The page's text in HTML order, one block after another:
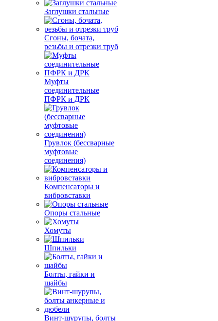
Заглушки стальные
Сгоны, бочата,
резьбы и отрезки труб
Муфты
соединительные
ПФРК и ДРК
Грувлок (бессварные
муфтовые
соединения)
Компенсаторы и
вибровставки
Опоры стальные
Хомуты
Шпильки
Болты, гайки и
шайбы
Винт-шурупы, болты